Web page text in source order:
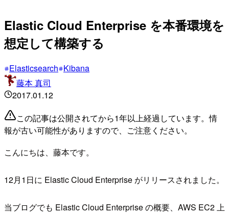
Elastic Cloud Enterprise を本番環境を
想定して構築する
Elasticsearch Kibana
藤本 真司
2017.01.12
この記事は公開されてから1年以上経過しています。情
報が古い可能性がありますので、ご注意ください。
こんにちは、藤本です。
12月1日に Elastic Cloud Enterprise がリリースされました。
当ブログでも Elastic Cloud Enterprise の概要、AWS EC2 上